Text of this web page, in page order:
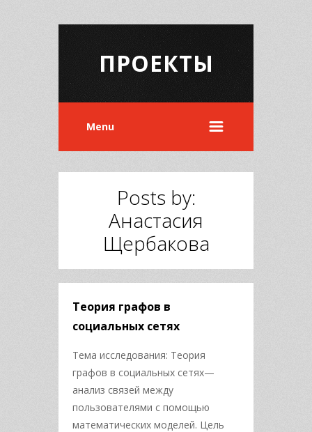
ПРОЕКТЫ
Menu
Posts by:
Анастасия
Щербакова
Теория графов в
социальных сетях
Тема исследования: Теория
графов в социальных сетях—
анализ связей между
пользователями с помощью
математических моделей. Цель